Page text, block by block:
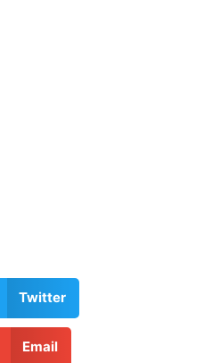
Twitter
Email